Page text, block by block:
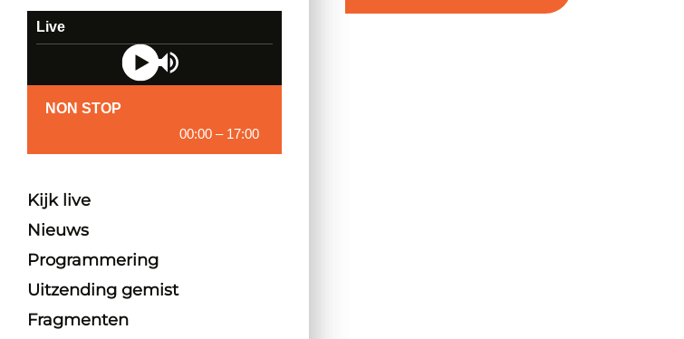
Live
NON STOP
00:00– 17:00
Kijk live
Nieuws
Programmering
Uitzending gemist
Fragmenten